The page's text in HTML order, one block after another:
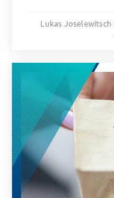
gesamte
aus: Sabotage
Lukas Joselewitsch